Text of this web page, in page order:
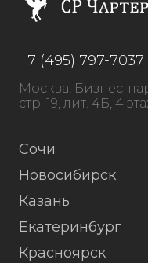
+7 (495) 797-7037
Москва, Бизнес-
стр. 19, лит. 4Б, 4
Сочи
Новосибирск
Казань
Екатеринбург
Красноярск